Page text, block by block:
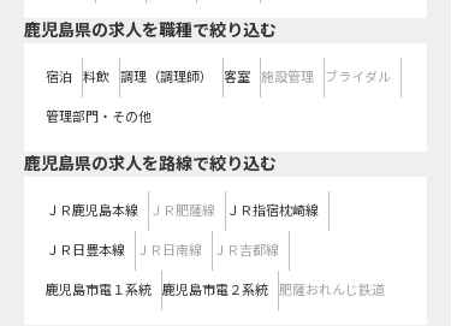
鹿児島県の求人を職種で絞り込む
宿泊 料飲 調理（調理師） 客室 施設管理 ブライダル
管理部門・その他
鹿児島県の求人を路線で絞り込む
ＪＲ鹿児島本線 ＪＲ肥薩線 ＪＲ指宿枕崎線
ＪＲ日豊本線 ＪＲ日南線 ＪＲ吉都線
鹿児島市電１系統 鹿児島市電２系統 肥薩おれんじ鉄道